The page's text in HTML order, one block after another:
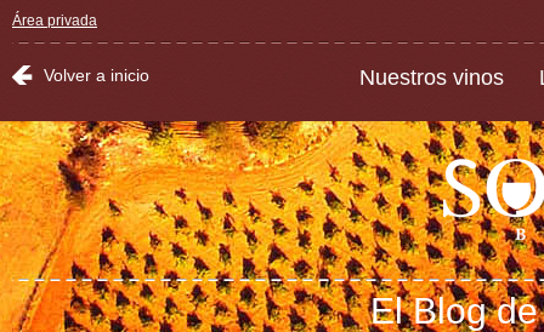
Área privada
Volver a inicio Nuestros vinos
El Blog